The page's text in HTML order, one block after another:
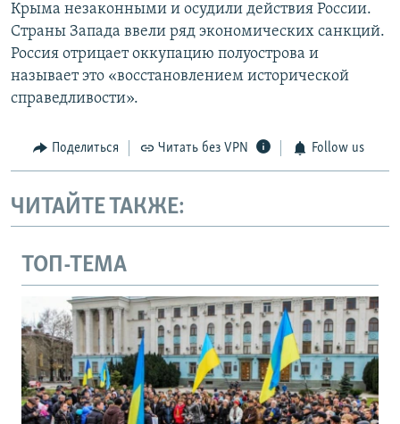
Крыма незаконными и осудили действия России.
Страны Запада ввели ряд экономических санкций.
Россия отрицает оккупацию полуострова и
называет это «восстановлением исторической
справедливости».
Поделиться Читать без VPN Follow us
ЧИТАЙТЕ ТАКЖЕ:
ТОП-ТЕМА